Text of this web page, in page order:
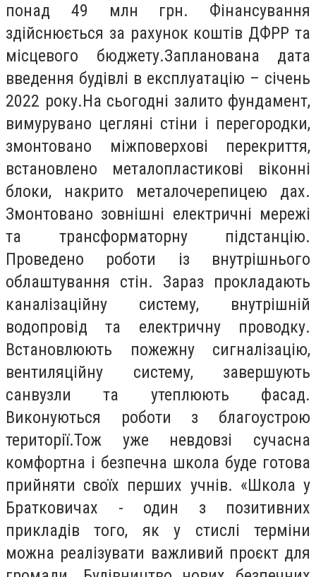
понад 49 млн грн. Фінансування
здійснюється за рахунок коштів ДФРР та
місцевого бюджету.Запланована дата
введення будівлі в експлуатацію – січень
2022 року.На сьогодні залито фундамент,
вимурувано цегляні стіни і перегородки,
змонтовано міжповерхові перекриття,
встановлено металопластикові віконні
блоки, накрито металочерепицею дах.
Змонтовано зовнішні електричні мережі
та трансформаторну підстанцію.
Проведено роботи із внутрішнього
облаштування стін. Зараз прокладають
каналізаційну систему, внутрішній
водопровід та електричну проводку.
Встановлюють пожежну сигналізацію,
вентиляційну систему, завершують
санвузли та утеплюють фасад.
Виконуються роботи з благоустрою
території.Тож уже невдовзі сучасна
комфортна і безпечна школа буде готова
прийняти своїх перших учнів. «Школа у
Братковичах - один з позитивних
прикладів того, як у стислі терміни
можна реалізувати важливий проєкт для